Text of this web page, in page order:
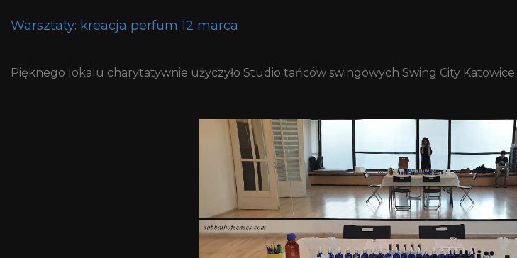
Warsztaty: kreacja perfum 12 marca
Pięknego lokalu charytatywnie użyczyło Studio tańców swingowych Swing City Katowice.